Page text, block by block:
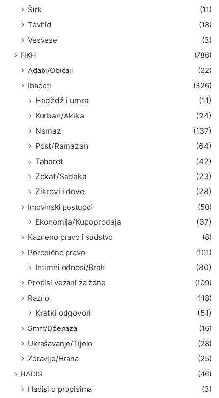
Širk
(11)
Tevhid
(18)
Vesvese
(3)
FIKH (786)
Adabi/Običaji
(22)
Ibadeti
(326)
Hadždž i umra
(11)
Kurban/Akika
(24)
Namaz
(137)
Post/Ramazan
(64)
Taharet
(42)
Zekat/Sadaka
(23)
Zikrovi i dove
(28)
Imovinski postupci
(50)
Ekonomija/Kupoprodaja
(37)
Kazneno pravo i sudstvo
(8)
Porodično pravo
(101)
Intimni odnosi/Brak
(80)
Propisi vezani za žene
(109)
Razno
(118)
Kratki odgovori
(51)
Smrt/Dženaza
(16)
Ukrašavanje/Tijelo
(28)
Zdravlje/Hrana
(25)
HADIS (46)
Hadisi o propisima
(3)